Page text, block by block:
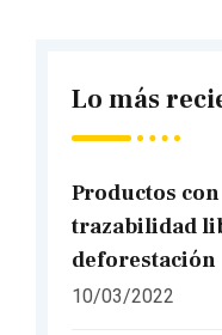
Lo más
Productos con
trazabilidad
deforestación
10/03/2022